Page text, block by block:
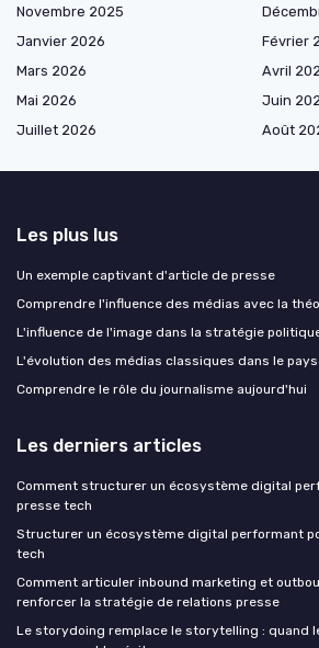
Novembre 2025
Janvier 2026
Février
Mars 2026
Avril
Mai 2026
Juin
Juillet 2026
Août
Les plus lus
Un exemple captivant d'article de presse
Comprendre l'influence des médias avec la
L'influence de l'image dans la stratégie
L'évolution des médias classiques dans le
Comprendre le rôle du journalisme aujourd'hui
Les derniers articles
Comment structurer un écosystème digital
presse tech
Structurer un écosystème digital performant
tech
Comment articuler inbound marketing et
renforcer la stratégie de relations presse
Le storydoing remplace le storytelling : quand